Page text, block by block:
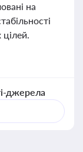
на
цілей.
джерела